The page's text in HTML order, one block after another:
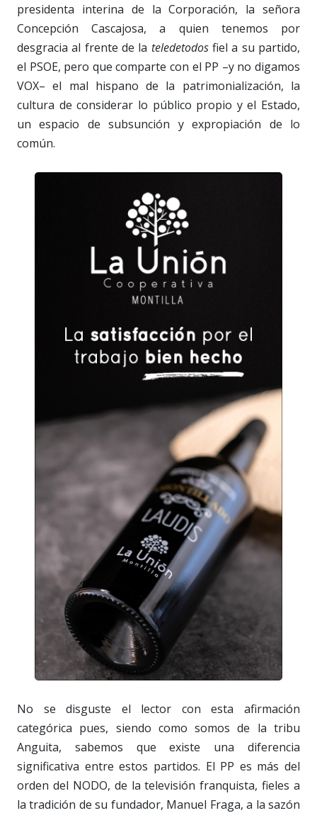
presidenta interina de la Corporación, la señora
Concepción Cascajosa, a quien tenemos por
desgracia al frente de la teledetodosfiel a su partido,
el PSOE, pero que comparte con el PP –y no digamos
VOX– el mal hispano de la patrimonialización, la
cultura de considerar lo público propio y el Estado,
un espacio de subsunción y expropiación de lo
común.
No se disguste el lector con esta afirmación
categórica pues, siendo como somos de la tribu
Anguita, sabemos que existe una diferencia
significativa entre estos partidos. El PP es más del
orden del NODO, de la televisión franquista, fieles a
la tradición de su fundador, Manuel Fraga, a la sazón